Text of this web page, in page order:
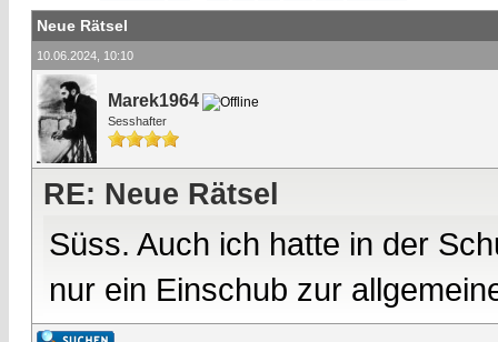
Neue Rätsel
10.06.2024, 10:10
Marek1964
Sesshafter
RE: Neue Rätsel
Süss. Auch ich hatte in der
nur ein Einschub zur